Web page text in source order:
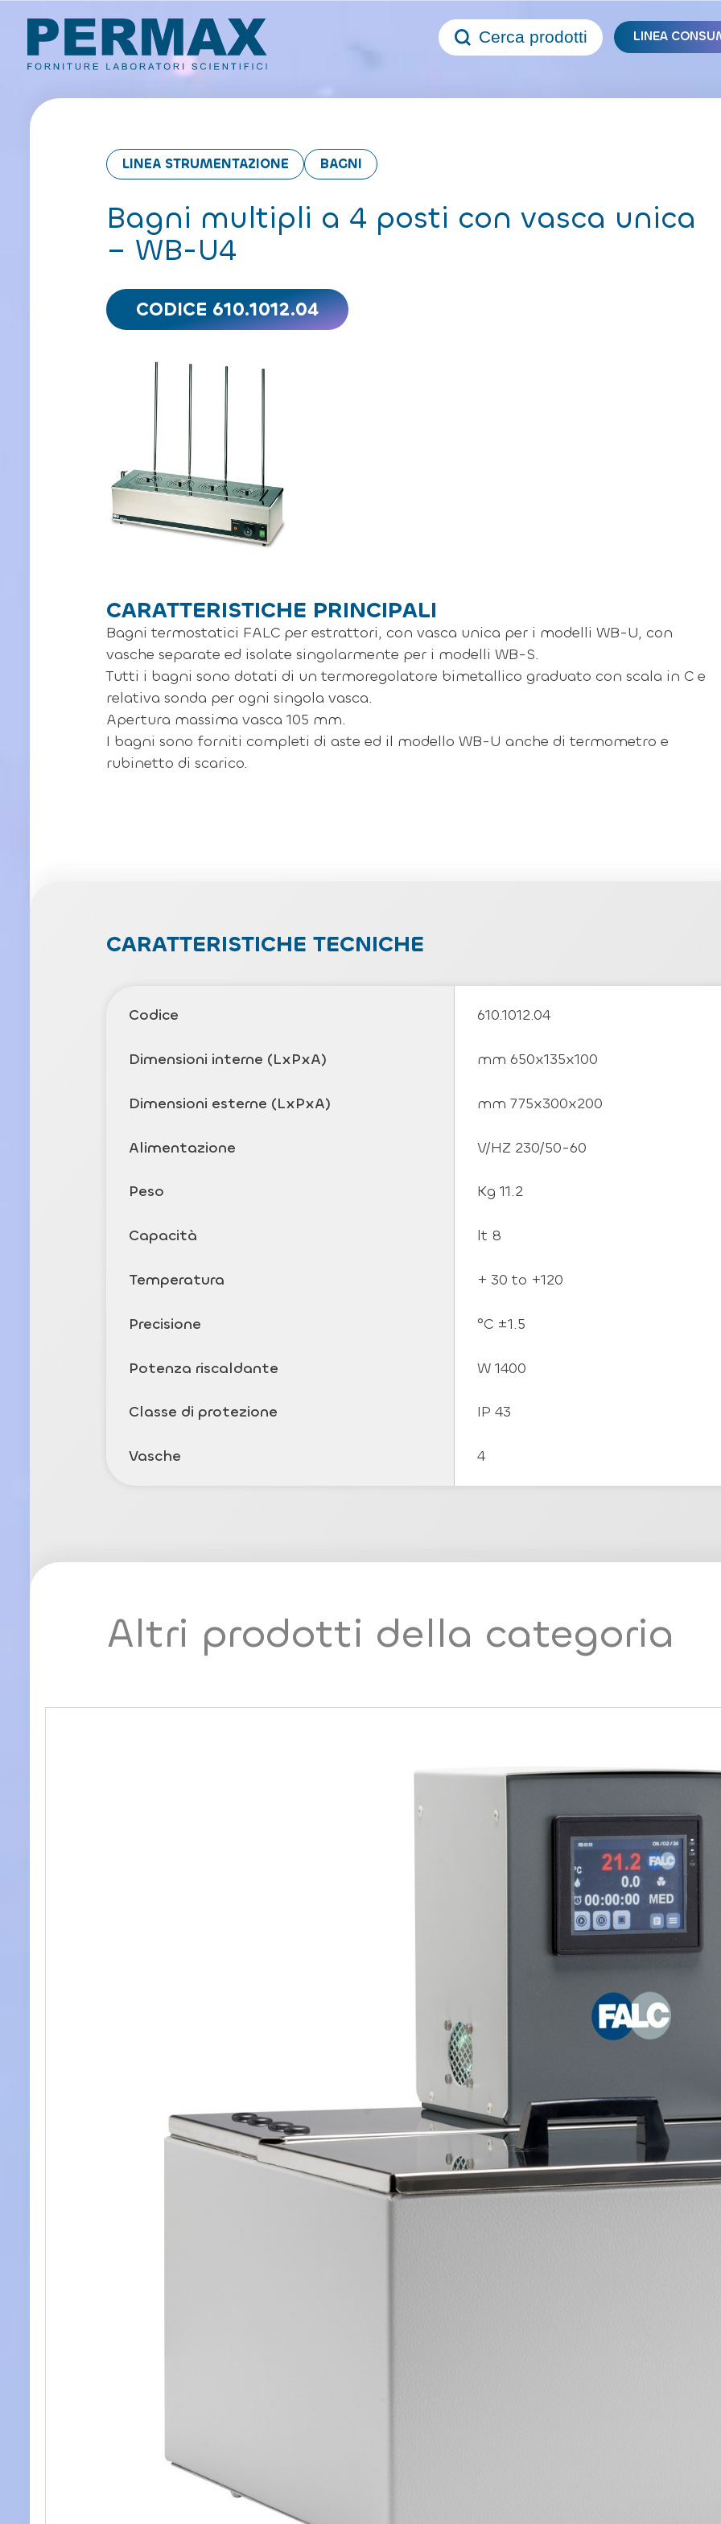
Cerca prodotti LINEA
LINEA STRUMENTAZIONE BAGNI
Bagni multipli a 4 posti con vasca unica
– WB-U4
CODICE 610.1012.04
CARATTERISTICHE PRINCIPALI
Bagni termostatici FALC per estrattori, con vasca unica per i modelli WB-U, con
vasche separate ed isolate singolarmente per i modelli WB-S.
Tutti i bagni sono dotati di un termoregolatore bimetallico graduato con scala in C e
relativa sonda per ogni singola vasca.
Apertura massima vasca 105 mm.
I bagni sono forniti completi di aste ed il modello WB-U anche di termometro e
rubinetto di scarico.
CARATTERISTICHE TECNICHE
Codice 610.1012.04
Dimensioni interne (LxPxA) mm 650x135x100
Dimensioni esterne (LxPxA) mm 775x300x200
Alimentazione V/HZ 230/50-60
Peso Kg 11.2
Capacità lt 8
Temperatura + 30 to +120
Precisione °C ±1.5
Potenza riscaldante W 1400
Classe di protezione IP 43
Vasche 4
Altri prodotti della categoria